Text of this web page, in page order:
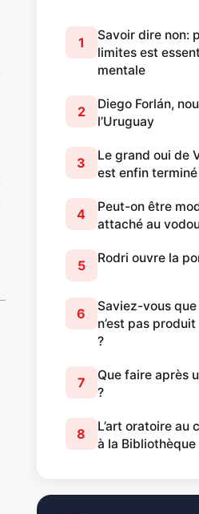
1
Savoir dire non:
limites est
mentale
2
Diego Forlán,
l’Uruguay
3
Le grand oui de
est enfin terminé
4
Peut-on être
attaché au
5 Rodri ouvre la
6
Saviez-vous
n’est pas
?
7
Que faire après
?
8
L’art oratoire au
à la